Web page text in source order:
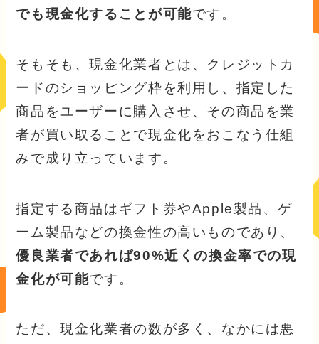
でも現金化することが可能です。
そもそも、現金化業者とは、クレジットカ
ードのショッピング枠を利用し、指定した
商品をユーザーに購入させ、その商品を業
者が買い取ることで現金化をおこなう仕組
みで成り立っています。
指定する商品はギフト券やApple製品、ゲ
ーム製品などの換金性の高いものであり、
優良業者であれば90%近くの換金率での現
金化が可能です。
ただ、現金化業者の数が多く、なかには悪